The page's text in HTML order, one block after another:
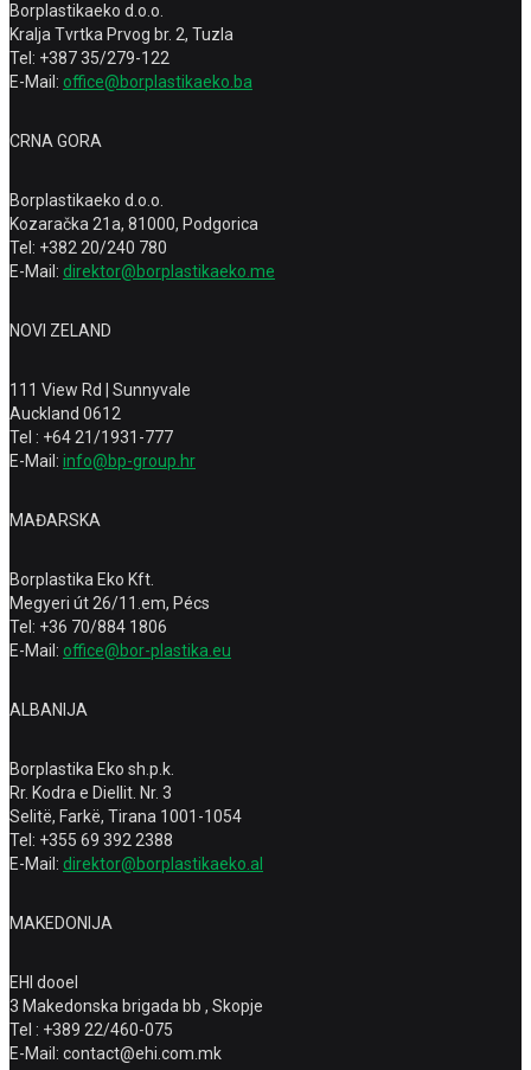
Borplastikaeko d.o.o.
Kralja Tvrtka Prvog br. 2, Tuzla
Tel: +387 35/279-122
E-Mail: office@borplastikaeko.ba
CRNA GORA
Borplastikaeko d.o.o.
Kozaračka 21a, 81000, Podgorica
Tel: +382 20/240 780
E-Mail: direktor@borplastikaeko.me
NOVI ZELAND
111 View Rd | Sunnyvale
Auckland 0612
Tel : +64 21/1931-777
E-Mail: info@bp-group.hr
MAĐARSKA
Borplastika Eko Kft.
Megyeri út 26/11.em, Pécs
Tel: +36 70/884 1806
E-Mail: office@bor-plastika.eu
ALBANIJA
Borplastika Eko sh.p.k.
Rr. Kodra e Diellit. Nr. 3
Selitë, Farkë, Tirana 1001-1054
Tel: +355 69 392 2388
E-Mail: direktor@borplastikaeko.al
MAKEDONIJA
EHI dooel
3 Makedonska brigada bb , Skopje
Tel : +389 22/460-075
E-Mail: contact@ehi.com.mk